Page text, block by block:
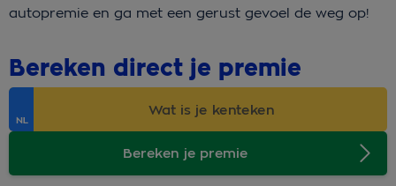
autopremie en ga met een gerust gevoel de weg op!
Bereken direct je premie
Bereken je premie